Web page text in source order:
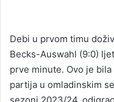
Debi u prvom timu
Becks-Auswahl (9:0)
prve minute. Ovo je
partija u omladinskim
sezoni 2023/24.